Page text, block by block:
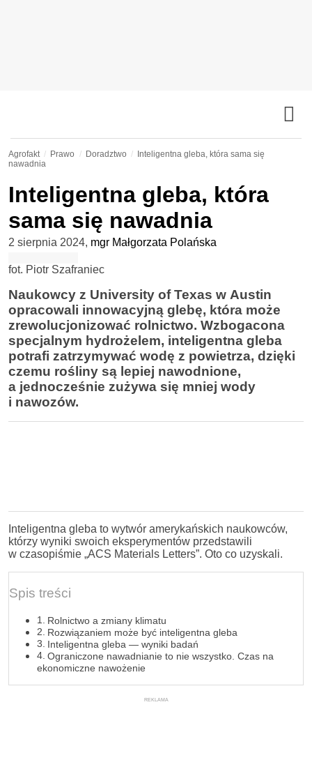
Agrofakt Prawo Doradztwo
Inteligentna gleba, która sama się
nawadnia
Inteligentna gleba, która
sama się nawadnia
2 sierpnia 2024, mgr Małgorzata Polańska
fot. Piotr Szafraniec
Naukowcy z University of Texas w Austin
opracowali innowacyjną glebę, która może
zrewolucjonizować rolnictwo. Wzbogacona
specjalnym hydrożelem, inteligentna gleba
potrafi zatrzymywać wodę z powietrza, dzięki
czemu rośliny są lepiej nawodnione,
a jednocześnie zużywa się mniej wody
i nawozów.
Inteligentna gleba to wytwór amerykańskich naukowców,
którzy wyniki swoich eksperymentów przedstawili
w czasopiśmie „ACS Materials Letters”. Oto co uzyskali.
Spis treści
Rolnictwo a zmiany klimatu
Rozwiązaniem może być inteligentna gleba
Inteligentna gleba — wyniki badań
Ograniczone nawadnianie to nie wszystko. Czas na
ekonomiczne nawożenie
REKLAMA